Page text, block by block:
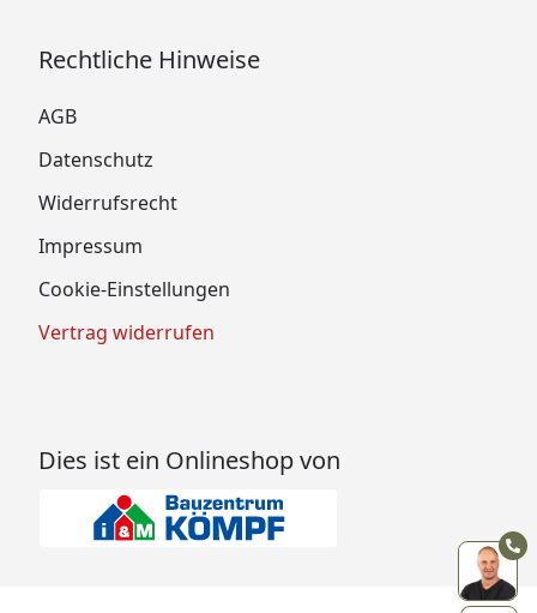
Rechtliche Hinweise
AGB
Datenschutz
Widerrufsrecht
Impressum
Cookie-Einstellungen
Vertrag widerrufen
Dies ist ein Onlineshop von